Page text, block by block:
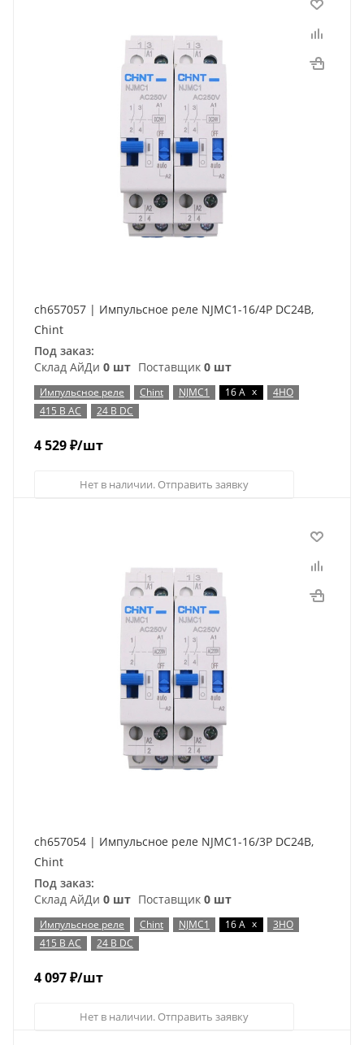
ch657057 | Импульсное реле NJMC1-16/4P DC24В,
Chint
Под заказ:
Склад АйДи 0 шт Поставщик 0 шт
Импульсное реле Chint NJMC1 16 А x
4НО
415 В AC
24 В DC
4 529₽/шт
Нет в наличии. Отправить заявку
ch657054 | Импульсное реле NJMC1-16/3P DC24В,
Chint
Под заказ:
Склад АйДи 0 шт Поставщик 0 шт
Импульсное реле Chint NJMC1 16 А x
3НО
415 В AC
24 В DC
4 097₽/шт
Нет в наличии. Отправить заявку